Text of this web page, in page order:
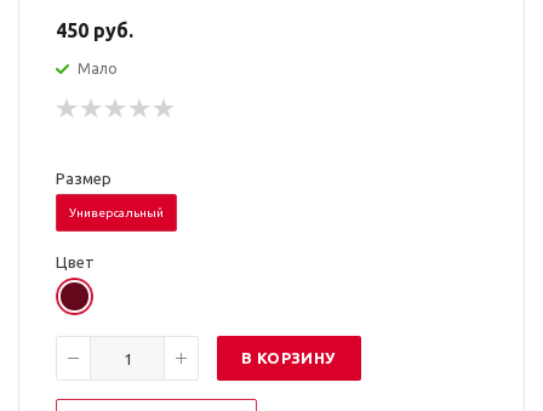
450 руб.
Мало
Размер
Универсальный
Цвет
В КОРЗИНУ